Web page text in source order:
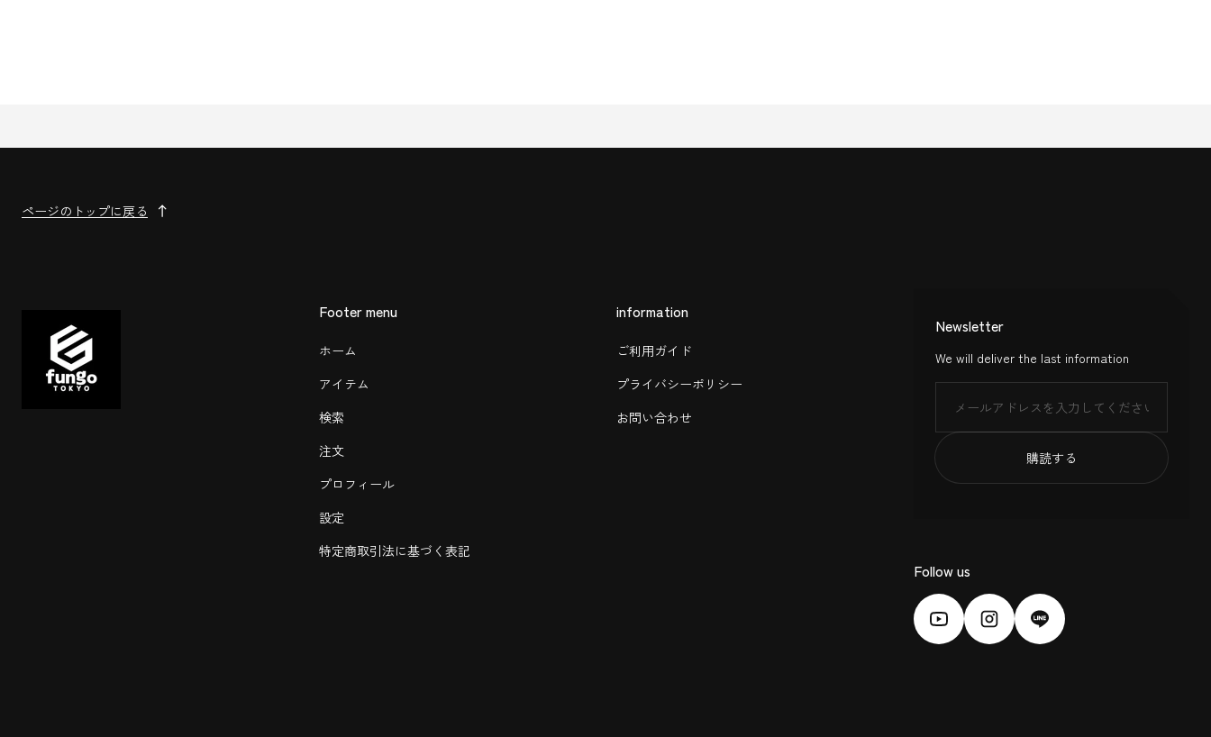
ページのトップに戻る
Footer menu
ホーム
アイテム
検索
注文
プロフィール
設定
特定商取引法に基づく表記
information
ご利用ガイド
プライバシーポリシー
お問い合わせ
Newsletter
We will deliver the last information
購読する
Follow us